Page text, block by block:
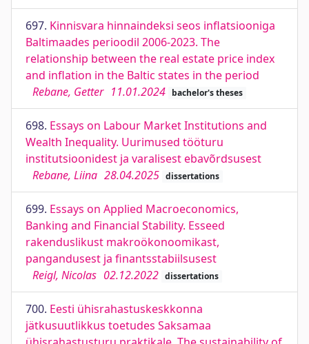
697. Kinnisvara hinnaindeksi seos inflatsiooniga
Baltimaades perioodil 2006-2023. The
relationship between the real estate price index
and inflation in the Baltic states in the period
Rebane, Getter 11.01.2024 bachelor's theses
698. Essays on Labour Market Institutions and
Wealth Inequality. Uurimused tööturu
institutsioonidest ja varalisest ebavõrdsusest
Rebane, Liina 28.04.2025 dissertations
699. Essays on Applied Macroeconomics,
Banking and Financial Stability. Esseed
rakenduslikust makroökonoomikast,
pangandusest ja ﬁnantsstabiilsusest
Reigl, Nicolas 02.12.2022 dissertations
700. Eesti ühisrahastuskeskkonna
jätkusuutlikkus toetudes Saksamaa